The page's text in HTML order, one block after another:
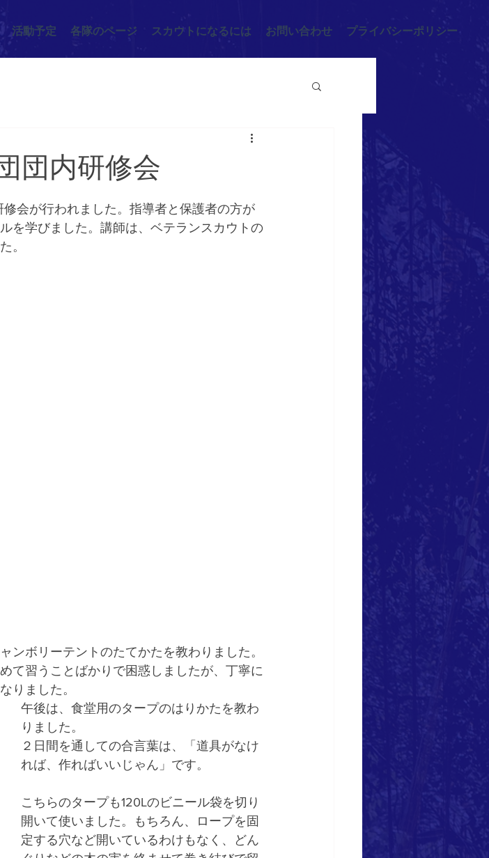
活動予定 各隊のページ スカウトになるには お問い合わせ プライバシーポリシー
団内研修会
会が行われました。指導者と保護者の方が
を学びました。講師は、ベテランスカウトの
。
ンボリーテントのたてかたを教わりました。
て習うことばかりで困惑しましたが、丁寧に
りました。
午後は、食堂用のタープのはりかたを教わ
りました。
２日間を通しての合言葉は、「道具がなけ
れば、作ればいいじゃん」です。
こちらのタープも120Lのビニール袋を切り
開いて使いました。もちろん、ロープを固
定する穴など開いているわけもなく、どん